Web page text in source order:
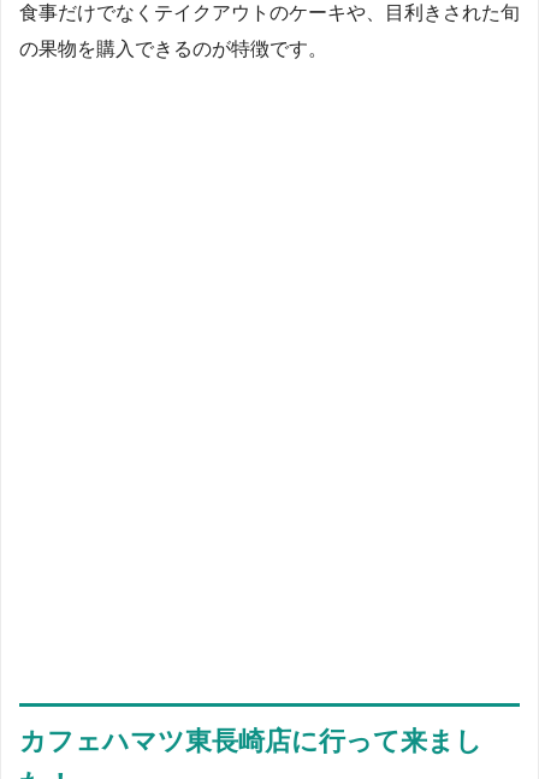
食事だけでなくテイクアウトのケーキや、目利きされた旬
の果物を購入できるのが特徴です。
カフェハマツ東長崎店に行って来まし